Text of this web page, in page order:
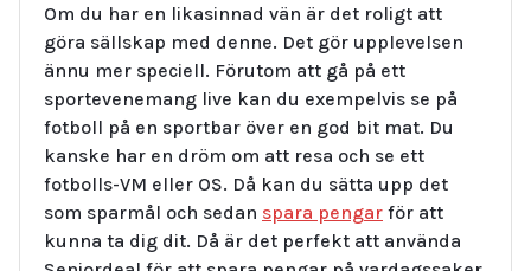
Om du har en likasinnad vän är det roligt att
göra sällskap med denne. Det gör upplevelsen
ännu mer speciell. Förutom att gå på ett
sportevenemang live kan du exempelvis se på
fotboll på en sportbar över en god bit mat. Du
kanske har en dröm om att resa och se ett
fotbolls-VM eller OS. Då kan du sätta upp det
som sparmål och sedan spara pengar för att
kunna ta dig dit. Då är det perfekt att använda